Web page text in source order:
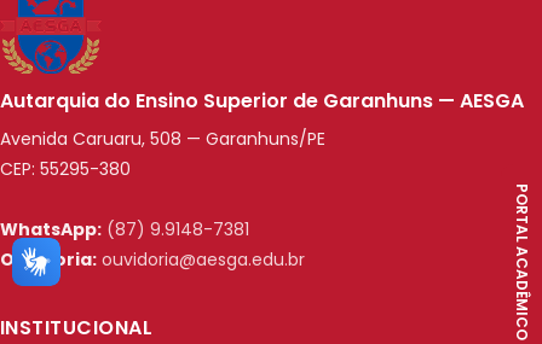
PORTAL ACADÊMICO
Autarquia do Ensino Superior de Garanhuns — AESGA
Avenida Caruaru, 508 — Garanhuns/PE
CEP: 55295-380
WhatsApp: (87) 9.9148-7381
Ouvidoria: ouvidoria@aesga.edu.br
INSTITUCIONAL